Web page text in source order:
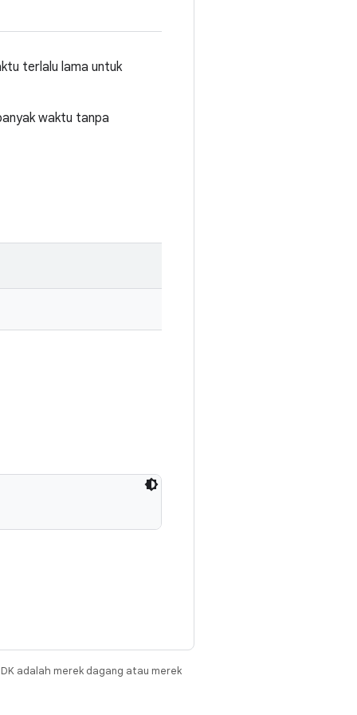
terlalu lama untuk
waktu tanpa
adalah merek dagang atau merek